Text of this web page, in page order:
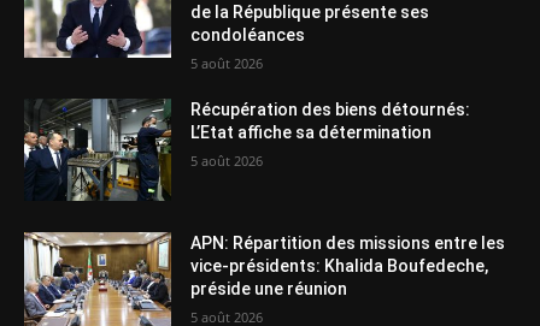
de la République présente ses
condoléances
5 août 2026
Récupération des biens détournés:
L’Etat affiche sa détermination
5 août 2026
APN: Répartition des missions entre les
vice-présidents: Khalida Boufedeche,
préside une réunion
5 août 2026